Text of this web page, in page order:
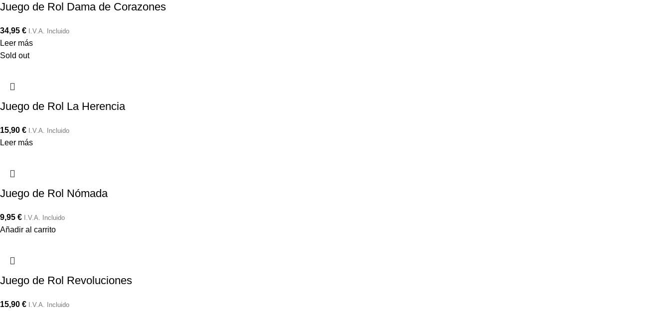
Juego de Rol Dama de Corazones
34,95 € I.V.A. Incluido
Leer más
Sold out
Juego de Rol La Herencia
15,90 € I.V.A. Incluido
Leer más
Juego de Rol Nómada
9,95 € I.V.A. Incluido
Añadir al carrito
Juego de Rol Revoluciones
15,90 € I.V.A. Incluido